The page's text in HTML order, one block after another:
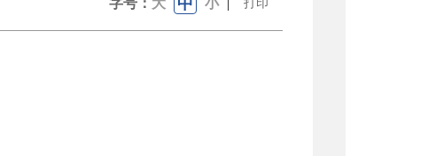
字号： 大 中 小 | 打印